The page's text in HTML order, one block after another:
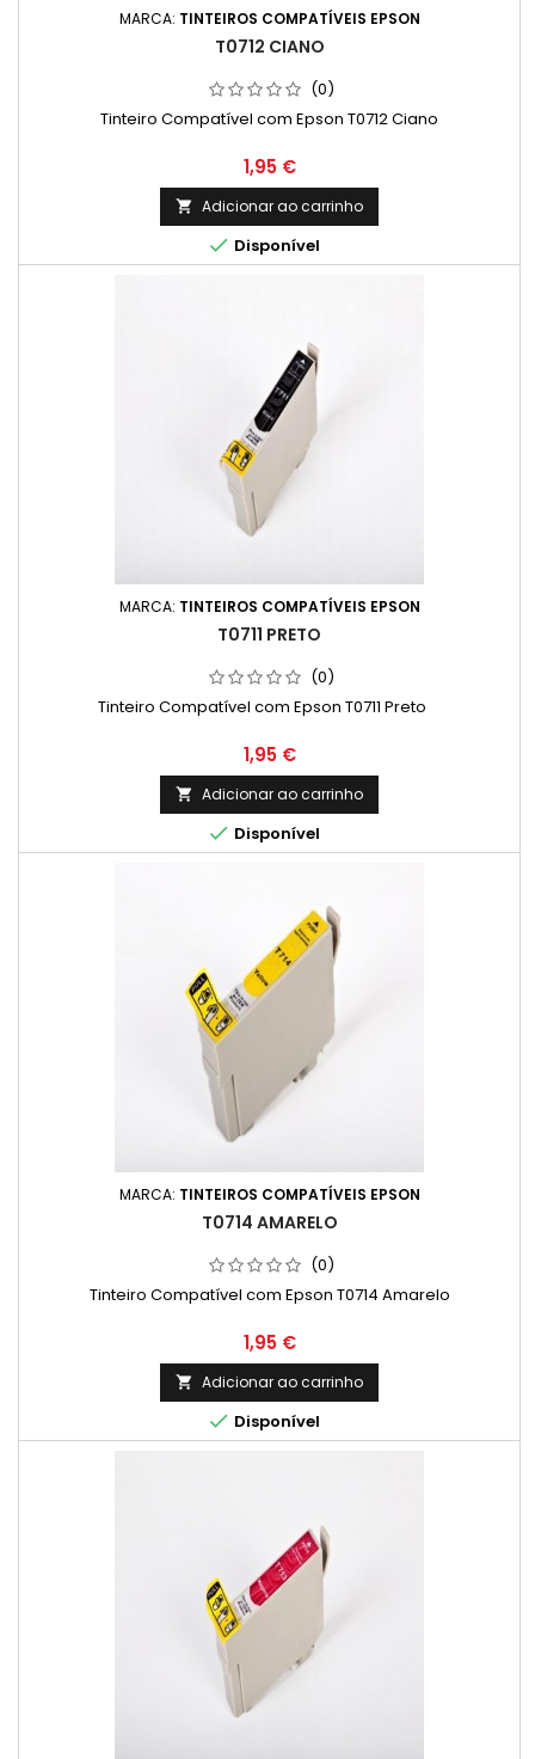
MARCA: TINTEIROS COMPATÍVEIS EPSON
T0712 CIANO
(0)
Tinteiro Compatível com Epson T0712 Ciano
Preço
1,95 €
 Adicionar ao carrinho
 Disponível
MARCA: TINTEIROS COMPATÍVEIS EPSON
T0711 PRETO
(0)
Tinteiro Compatível com Epson T0711 Preto
Preço
1,95 €
 Adicionar ao carrinho
 Disponível
MARCA: TINTEIROS COMPATÍVEIS EPSON
T0714 AMARELO
(0)
Tinteiro Compatível com Epson T0714 Amarelo
Preço
1,95 €
 Adicionar ao carrinho
 Disponível